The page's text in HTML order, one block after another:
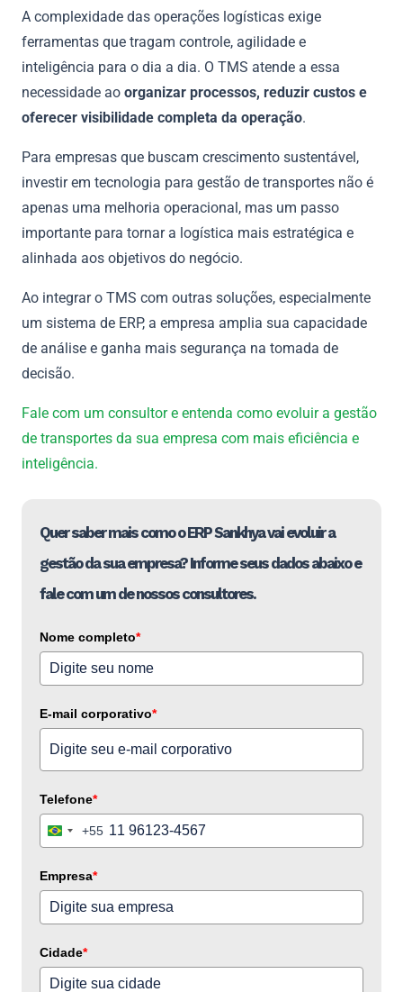
A complexidade das operações logísticas exige
ferramentas que tragam controle, agilidade e
inteligência para o dia a dia. O TMS atende a essa
necessidade ao organizar processos, reduzir custos e
oferecer visibilidade completa da operação.
Para empresas que buscam crescimento sustentável,
investir em tecnologia para gestão de transportes não é
apenas uma melhoria operacional, mas um passo
importante para tornar a logística mais estratégica e
alinhada aos objetivos do negócio.
Ao integrar o TMS com outras soluções, especialmente
um sistema de ERP, a empresa amplia sua capacidade
de análise e ganha mais segurança na tomada de
decisão.
Fale com um consultor e entenda como evoluir a gestão
de transportes da sua empresa com mais eficiência e
inteligência.
Quer saber mais como o ERP Sankhya vai evoluir a
gestão da sua empresa? Informe seus dados abaixo e
fale com um de nossos consultores.
Nome completo*
E-mail corporativo*
Telefone*
Brazil+55
Empresa*
Cidade*